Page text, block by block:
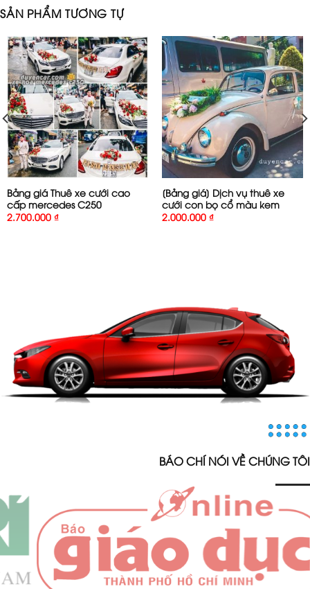
SẢN PHẨM TƯƠNG TỰ
Bảng giá Thuê xe cưới cao
cấp mercedes C250
2.700.000 ₫
[Bảng giá] Dịch vụ thuê xe
cưới con bọ cổ màu kem
2.000.000 ₫
BÁO CHÍ NÓI VỀ CHÚNG TÔI